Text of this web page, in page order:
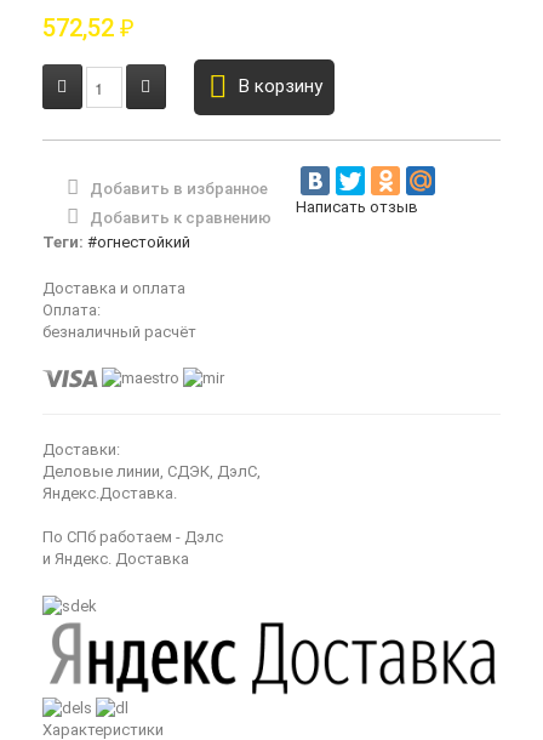
572,52 ₽
В корзину
Добавить в избранное
Добавить к сравнению
Написать отзыв
Теги: #огнестойкий
Доставка и оплата
Оплата:
безналичный расчёт
Доставки:
Деловые линии, СДЭК, ДэлС,
Яндекс.Доставка.
По СПб работаем - Дэлс
и Яндекс. Доставка
Характеристики